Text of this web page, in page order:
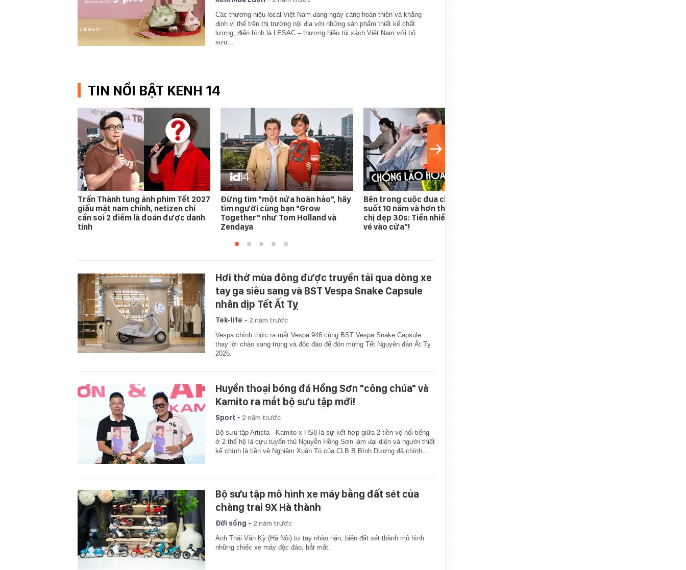
Các thương hiệu local Việt Nam đang ngày càng hoàn thiện và khẳng
định vị thế trên thị trường nội địa với những sản phẩm thiết kế chất
lượng, điển hình là LESAC – thương hiệu túi xách Việt Nam với bộ
sưu…
TIN NỔI BẬT KENH 14
Trấn Thành tung ảnh phim Tết 2027
giấu mặt nam chính, netizen chỉ
cần soi 2 điểm là đoán được danh
tính
Đừng tìm "một nửa hoàn hảo", hãy
tìm người cùng bạn "Grow
Together" như Tom Holland và
Zendaya
Bên trong cuộc đua chống lão hoá
suốt 10 năm và hơn thế nữa của hội
chị đẹp 30s: Tiền nhiều chỉ là “tấm
vé vào cửa”!
Hơi thở mùa đông được truyền tải qua dòng xe
tay ga siêu sang và BST Vespa Snake Capsule
nhân dịp Tết Ất Tỵ
Tek-life - 2 năm trước
Vespa chính thức ra mắt Vespa 946 cùng BST Vespa Snake Capsule
thay lời chào sang trọng và độc đáo để đón mừng Tết Nguyên đán Ất Tỵ
2025.
Huyền thoại bóng đá Hồng Sơn "công chúa" và
Kamito ra mắt bộ sưu tập mới!
Sport - 2 năm trước
Bộ sưu tập Artista - Kamito x HS8 là sự kết hợp giữa 2 tiền vệ nổi tiếng
ở 2 thế hệ là cựu tuyển thủ Nguyễn Hồng Sơn làm đại diện và người thiết
kế chính là tiền vệ Nghiêm Xuân Tú của CLB B.Bình Dương đã chính…
Bộ sưu tập mô hình xe máy bằng đất sét của
chàng trai 9X Hà thành
Đời sống - 2 năm trước
Anh Thái Văn Kỳ (Hà Nội) tự tay nhào nặn, biến đất sét thành mô hình
những chiếc xe máy độc đáo, bắt mắt.